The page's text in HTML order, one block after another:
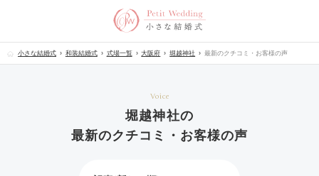
小さな結婚式 和装結婚式 式場一覧 大阪府 堀越神社 最新のクチコミ・お客様の声
Voice
堀越神社の
最新のクチコミ・お客様の声